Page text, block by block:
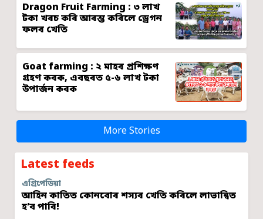
Dragon Fruit Farming : ৩ লাখ
টকা খৰচ কৰি আৰম্ভ কৰিলে ড্ৰেগন
ফলৰ খেতি
Goat farming : ২ মাহৰ প্ৰশিক্ষণ
গ্ৰহণ কৰক, এবছৰত ৫-৬ লাখ টকা
উপাৰ্জন কৰক
More Stories
Latest feeds
এগ্ৰিপেডিয়া
আহিন কাতিত কোনবোৰ শস্যৰ খেতি কৰিলে লাভান্বিত
হ’ব পাৰি!